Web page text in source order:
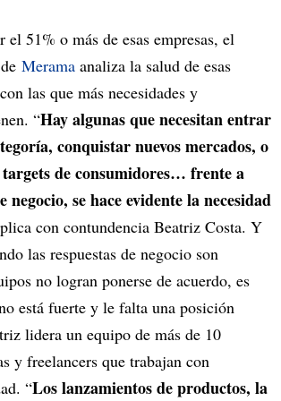
51% o más de esas empresas, el
Merama analiza la salud de esas
las que más necesidades y
“Hay algunas que necesitan entrar
conquistar nuevos mercados, o
targets de consumidores… frente a
negocio, se hace evidente la necesidad
con contundencia Beatriz Costa. Y
las respuestas de negocio son
no logran ponerse de acuerdo, es
está fuerte y le falta una posición
lidera un equipo de más de 10
y freelancers que trabajan con
“Los lanzamientos de productos, la